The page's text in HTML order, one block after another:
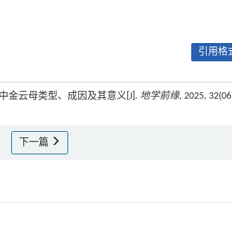
引用格
金云母类型、成因及其意义[J]. 地学前缘, 2025,
下一篇